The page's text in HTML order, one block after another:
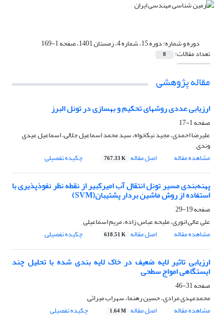
دوره و شماره:دوره 15، شماره 4، زمستان 1401، صفحه 1-169
تعداد مقالات: 8
مقاله پژوهشی
ارزیابی عددی روشهای تحکیم و بهسازی در تونل البرز
صفحه1-17
علیرضا احمدی، مجید نیکخواه، سید محمد اسماعیل جلالی، اسماعیل عیدی
وندی
مشاهده مقاله
اصل مقاله 767.33 K چکیده تفصیلی
پهنه‌بندی مسیر تونل انتقال آب امیرکبیر از نقطه نظر نفوذپذیری با
استفاده از روش ماشین بردار پشتیبان(SVM)
صفحه19-29
علی عالی انوری، ملیحه عباس زاده، مریم اسماعیلی
مشاهده مقاله
اصل مقاله 618.51 K چکیده تفصیلی
ارزیابی تاثیر لایه ضعیف در خاک لایه بندی شده با تحلیل چند
ایستگاهی امواج سطحی
صفحه31-46
محمدمهدی مرادی، حسین رهنما، سهراب میراثی
مشاهده مقاله
اصل مقاله 1.64 M چکیده تفصیلی